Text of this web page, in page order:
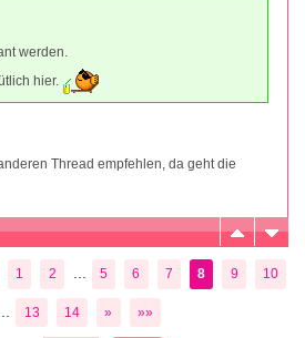
werden.
hier.
Thread empfehlen, da geht die
1 2 5 6 7 8 9 10
13 14 » »»